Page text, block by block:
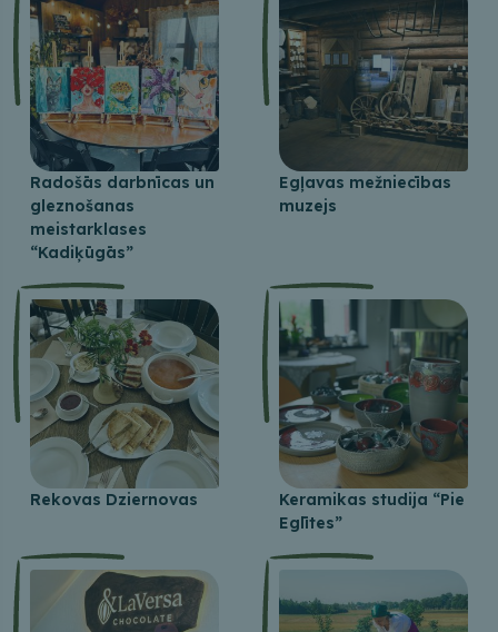
Radošās darbnīcas un
gleznošanas
meistarklases
“Kadiķūgās”
Egļavas mežniecības
muzejs
Rekovas Dziernovas
Keramikas studija “Pie
Eglītes”